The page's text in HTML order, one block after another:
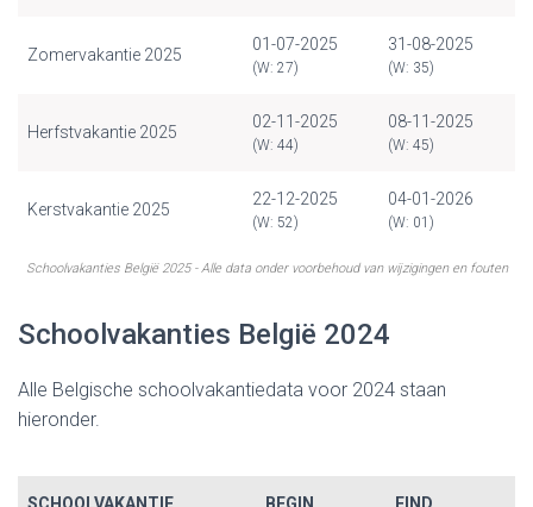
Schoolvakanties België 2025 - Alle data onder voorbehoud van wijzigingen en fouten
Zomervakantie 2025
01-07-2025
(W: 27)
31-08-2025
(W: 35)
Herfstvakantie 2025
02-11-2025
(W: 44)
08-11-2025
(W: 45)
Kerstvakantie 2025
22-12-2025
(W: 52)
04-01-2026
(W: 01)
Schoolvakanties België 2024
Alle Belgische schoolvakantiedata voor 2024 staan
hieronder.